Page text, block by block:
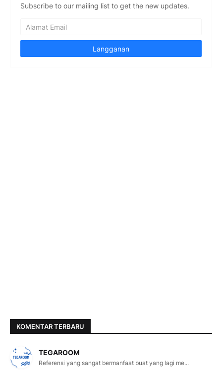
Subscribe to our mailing list to get the new updates.
KOMENTAR TERBARU
TEGAROOM
Referensi yang sangat bermanfaat buat yang lagi me...